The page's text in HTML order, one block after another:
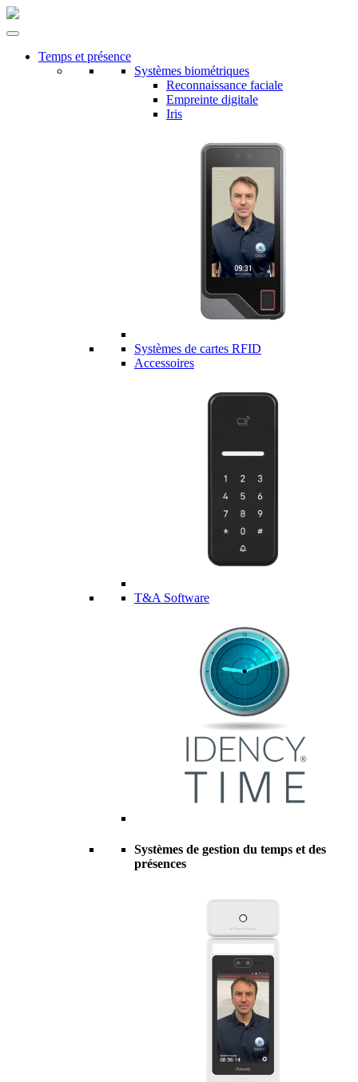
Temps et présence
Systèmes biométriques
Reconnaissance faciale
Empreinte digitale
Iris
Systèmes de cartes RFID
Accessoires
T&A Software
Systèmes de gestion du temps et des
présences